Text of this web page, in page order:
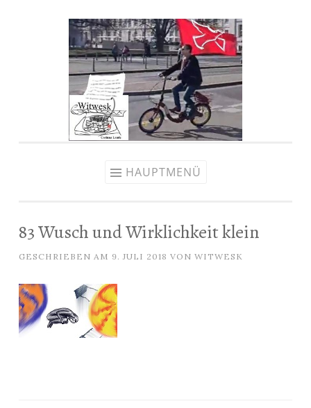
HAUPTMENÜ
83 Wusch und Wirklichkeit klein
GESCHRIEBEN AM 9. JULI 2018 VON WITWESK